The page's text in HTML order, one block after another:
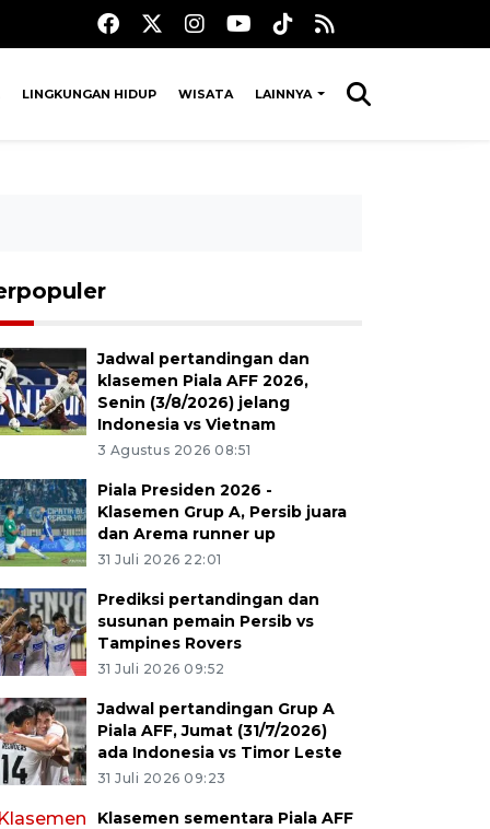
LINGKUNGAN HIDUP WISATA LAINNYA
Jadwal pertandingan dan
klasemen Piala AFF 2026,
Senin (3/8/2026) jelang
Indonesia vs Vietnam
3 Agustus 2026 08:51
Piala Presiden 2026 -
Klasemen Grup A, Persib juara
dan Arema runner up
31 Juli 2026 22:01
Prediksi pertandingan dan
susunan pemain Persib vs
Tampines Rovers
31 Juli 2026 09:52
Jadwal pertandingan Grup A
Piala AFF, Jumat (31/7/2026)
ada Indonesia vs Timor Leste
31 Juli 2026 09:23
Klasemen sementara Piala AFF